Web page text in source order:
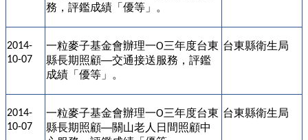
務，評鑑成績「優等」。
2014-
10-07
一粒麥子基金會辦理一O三年度台東
縣長期照顧──交通接送服務，評鑑
成績「優等」。
台東縣衛生局
2014-
10-07
一粒麥子基金會辦理一O三年度台東
縣長期照顧──關山老人日間照顧中
台東縣衛生局